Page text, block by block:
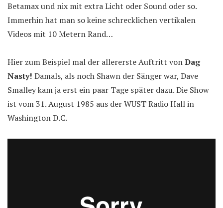
Betamax und nix mit extra Licht oder Sound oder so.
Immerhin hat man so keine schrecklichen vertikalen
Videos mit 10 Metern Rand…
Hier zum Beispiel mal der allererste Auftritt vonDag
Nasty! Damals, als noch Shawn der Sänger war, Dave
Smalley kam ja erst ein paar Tage später dazu. Die Show
ist vom 31. August 1985 aus der WUST Radio Hall in
Washington D.C.